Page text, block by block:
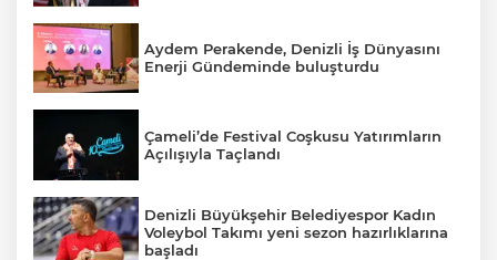
Aydem Perakende, Denizli İş Dünyasını
Enerji Gündeminde buluşturdu
Çameli’de Festival Coşkusu Yatırımların
Açılışıyla Taçlandı
Denizli Büyükşehir Belediyespor Kadın
Voleybol Takımı yeni sezon hazırlıklarına
başladı